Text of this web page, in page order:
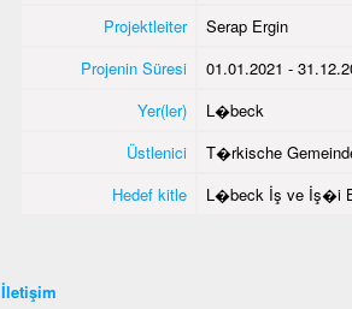
Projektleiter
Serap Ergin
Projenin Süresi
01.01.2021 -
Yer(ler)
L�beck
Üstlenici
T�rkische
Hedef kitle
L�beck İş ve İş�i
İletişim